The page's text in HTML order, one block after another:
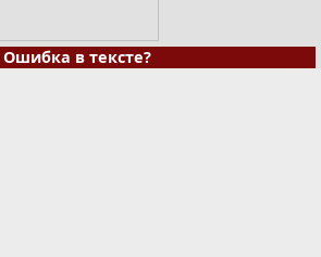
Ошибка в тексте?